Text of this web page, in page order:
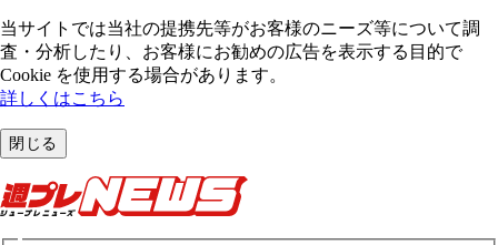
当サイトでは当社の提携先等がお客様のニーズ等について調
査・分析したり、お客様にお勧めの広告を表⽰する⽬的で
Cookie を使⽤する場合があります。
詳しくはこちら
閉じる